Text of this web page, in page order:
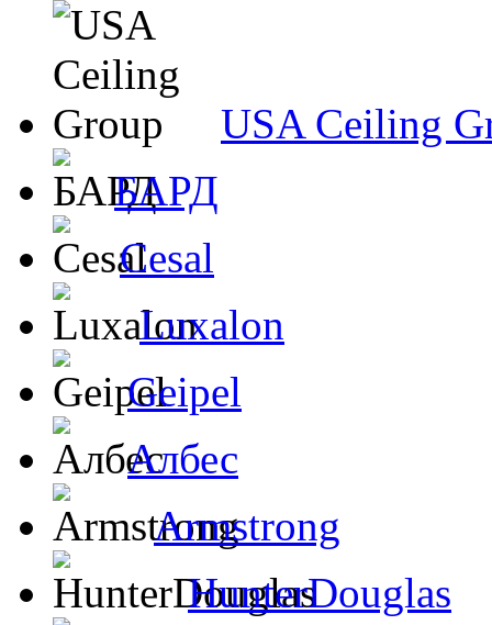
USA Ceiling
БАРД
Cesal
Luxalon
Geipel
Албес
Armstrong
HunterDouglas